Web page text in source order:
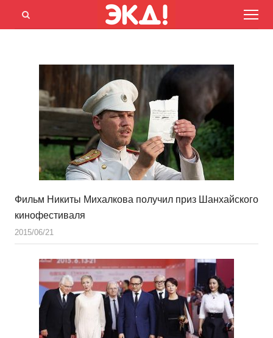
Menu
Открыть
Фильм Никиты Михалкова получил приз Шанхайского
кинофестиваля
2015/06/21